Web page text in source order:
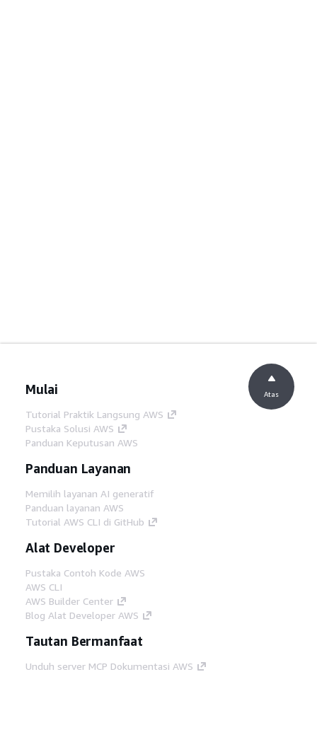
Mulai
Tutorial Praktik Langsung AWS
Pustaka Solusi AWS
Panduan Keputusan AWS
Panduan Layanan
Memilih layanan AI generatif
Panduan layanan AWS
Tutorial AWS CLI di GitHub
Alat Developer
Pustaka Contoh Kode AWS
AWS CLI
AWS Builder Center
Blog Alat Developer AWS
Tautan Bermanfaat
Unduh server MCP Dokumentasi AWS
Atas